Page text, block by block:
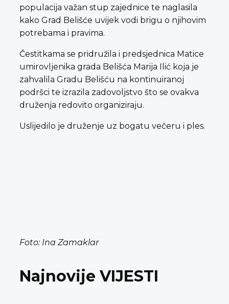
populacija važan stup zajednice te naglasila
kako Grad Belišće uvijek vodi brigu o njihovim
potrebama i pravima.
Čestitkama se pridružila i predsjednica Matice
umirovljenika grada Belišća Marija Ilić koja je
zahvalila Gradu Belišću na kontinuiranoj
podršci te izrazila zadovoljstvo što se ovakva
druženja redovito organiziraju.
Uslijedilo je druženje uz bogatu večeru i ples.
Foto: Ina Zamaklar
Najnovije VIJESTI